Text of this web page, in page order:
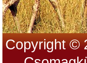
Copyright ©